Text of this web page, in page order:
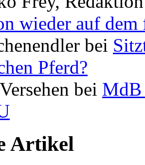
wieder auf dem
bei
Pferd?
bei MdB
Artikel